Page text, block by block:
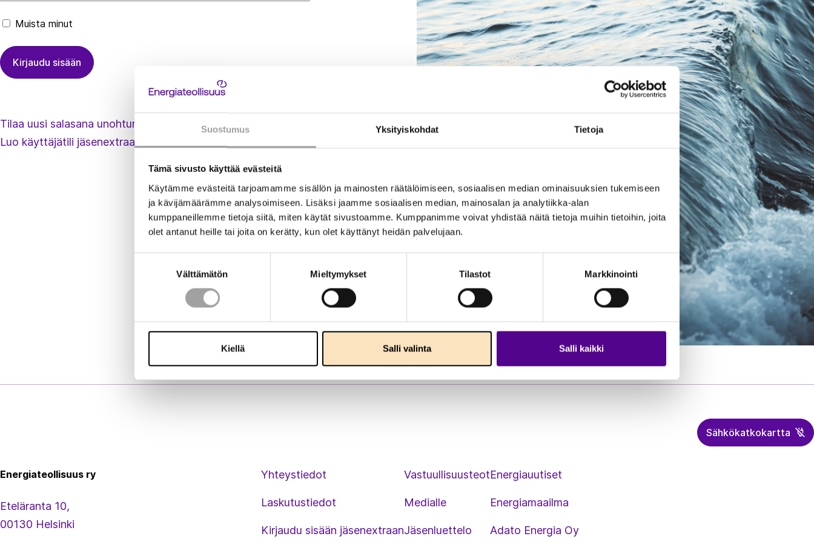
Suostumus Yksityiskohdat Tietoja
Tämä sivusto käyttää evästeitä
Käytämme evästeitä tarjoamamme sisällön ja mainosten räätälöimiseen, sosiaalisen median ominaisuuksien tukemiseen
ja kävijämäärämme analysoimiseen. Lisäksi jaamme sosiaalisen median, mainosalan ja analytiikka-alan
kumppaneillemme tietoja siitä, miten käytät sivustoamme. Kumppanimme voivat yhdistää näitä tietoja muihin tietoihin, joita
olet antanut heille tai joita on kerätty, kun olet käyttänyt heidän palvelujaan.
Välttämätön Mieltymykset Tilastot Markkinointi
Kiellä Salli valinta Salli kaikki
Muista minut
Tilaa uusi salasana unohtuneen tilalle
Luo käyttäjätili jäsenextraan
Sähkökatkokartta
Energiateollisuus ry
Eteläranta 10,
00130 Helsinki
Yhteystiedot
Laskutustiedot
Kirjaudu sisään jäsenextraan
Vastuullisuusteot
Medialle
Jäsenluettelo
Energiauutiset
Energiamaailma
Adato Energia Oy